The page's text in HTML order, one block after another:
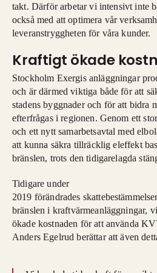
takt. Därför arbetar vi intensivt inte
också med att optimera vår
leveranstryggheten för våra kunder.
Kraftigt ökade
Stockholm Exergis anläggningar
och är därmed viktiga både för att
stadens byggnader och för att bidra
efterfrågas i regionen. Genom ett
och ett nytt samarbetsavtal med
att kunna säkra tillräcklig eleffekt
bränslen, trots den tidigarelagda
Tidigare under
2019 förändrades
bränslen i kraftvärmeanläggningar,
ökade kostnaden för att använda
Anders Egelrud berättar att även